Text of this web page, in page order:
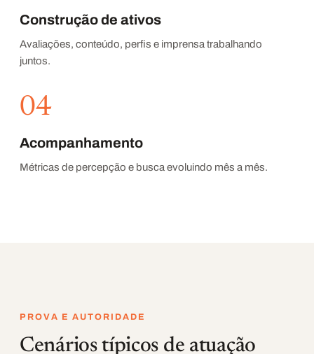
Construção de ativos
Avaliações, conteúdo, perfis e imprensa trabalhando
juntos.
04
Acompanhamento
Métricas de percepção e busca evoluindo mês a mês.
PROVA E AUTORIDADE
Cenários típicos de atuação